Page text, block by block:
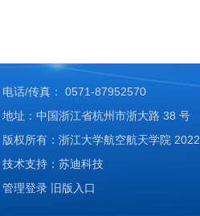
电话/传真： 0571-87952570
地址：中国浙江省杭州市浙大路 38 号
版权所有：浙江大学航空航天学院 2022
技术支持：苏迪科技
管理登录 旧版入口